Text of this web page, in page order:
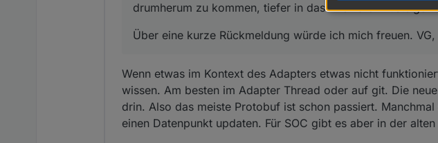
drumherum zu kommen, tiefer in das Thema einzusteigen
Über eine kurze Rückmeldung würde ich mich freuen. VG,
Wenn etwas im Kontext des Adapters etwas nicht
wissen. Am besten im Adapter Thread oder auf git. Die
drin. Also das meiste Protobuf ist schon passiert.
einen Datenpunkt updaten. Für SOC gibt es aber in der